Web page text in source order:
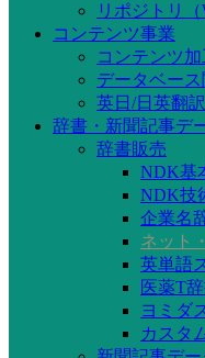
リポジトリ
コンテンツ事業
コンテンツ
データベース
英日/日英翻
辞書・新聞記事デ
辞書販売
NDK基
NDK技
企業名
ネット
英単語
医薬T
ヨミダ
カスタ